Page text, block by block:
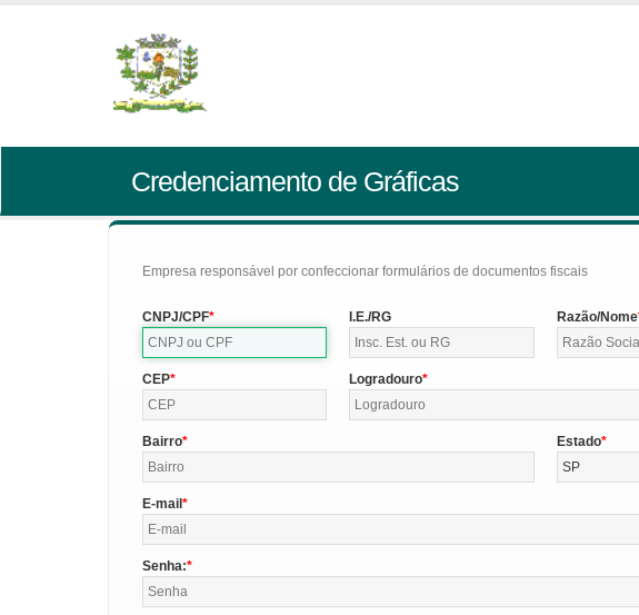
Credenciamento de Gráficas
Empresa responsável por confeccionar formulários de documentos fiscais
CNPJ/CPF I.E./RG Razão/Nome
CEP Logradouro
Bairro
Estado
SP
E-mail
Senha: